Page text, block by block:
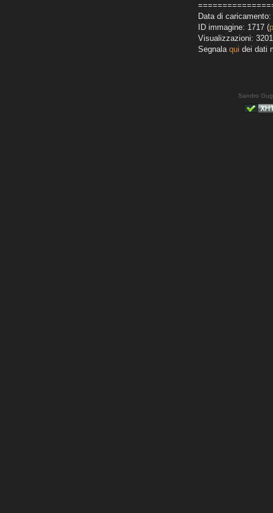
Data di
ID immagine: 1717 (
Visualizzazioni: 3201
Segnala qui dei dati
Sandro